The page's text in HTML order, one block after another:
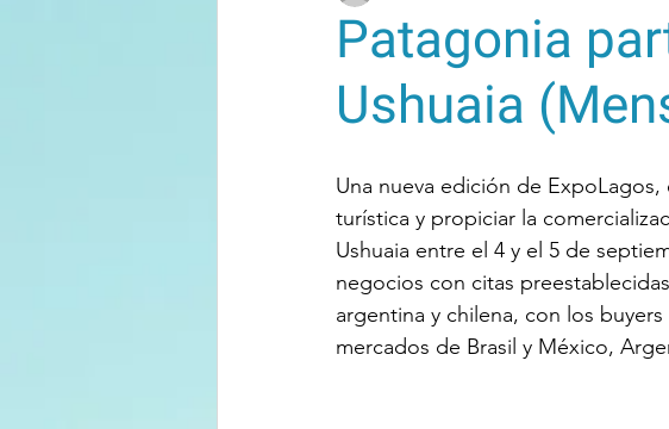
Patagonia
Ushuaia
Una nueva edición de
turística y propiciar la
Ushuaia entre el 4 y el 5 de
negocios con citas
argentina y chilena, con los
mercados de Brasil y México,